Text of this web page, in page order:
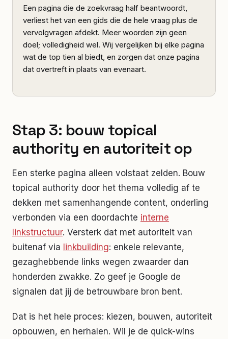
Een pagina die de zoekvraag half beantwoordt,
verliest het van een gids die de hele vraag plus de
vervolgvragen afdekt. Meer woorden zijn geen
doel; volledigheid wel. Wij vergelijken bij elke pagina
wat de top tien al biedt, en zorgen dat onze pagina
dat overtreft in plaats van evenaart.
Stap 3: bouw topical
authority en autoriteit op
Een sterke pagina alleen volstaat zelden. Bouw
topical authority door het thema volledig af te
dekken met samenhangende content, onderling
verbonden via een doordachte interne
linkstructuur. Versterk dat met autoriteit van
buitenaf via linkbuilding: enkele relevante,
gezaghebbende links wegen zwaarder dan
honderden zwakke. Zo geef je Google de
signalen dat jij de betrouwbare bron bent.
Dat is het hele proces: kiezen, bouwen, autoriteit
opbouwen, en herhalen. Wil je de quick-wins